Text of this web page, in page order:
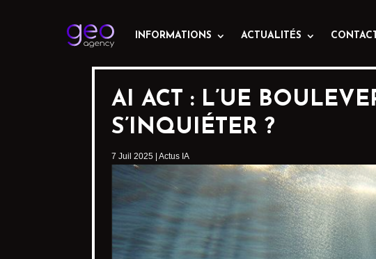
INFORMATIONS ACTUALITÉS CONTACT
AI ACT : L’UE
S’INQUIÉTER ?
7 Juil 2025 Actus IA